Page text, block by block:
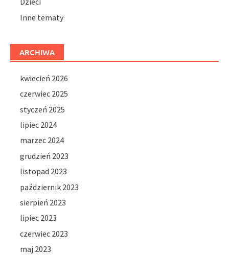
Inne tematy
ARCHIWA
kwiecień 2026
czerwiec 2025
styczeń 2025
lipiec 2024
marzec 2024
grudzień 2023
listopad 2023
październik 2023
sierpień 2023
lipiec 2023
czerwiec 2023
maj 2023